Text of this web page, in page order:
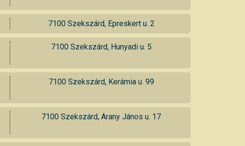
7100 Szekszárd, Epreskert u. 2
7100 Szekszárd, Hunyadi u. 5
7100 Szekszárd, Kerámia u. 99
7100 Szekszárd, Arany János u. 17